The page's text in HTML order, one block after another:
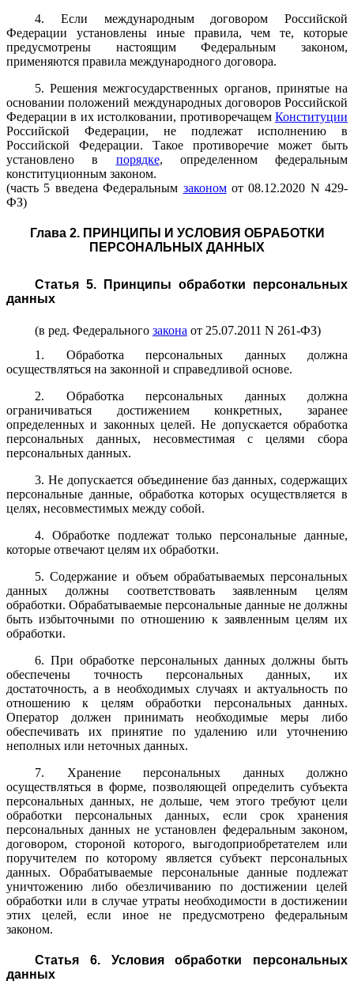
4. Если международным договором Российской
Федерации установлены иные правила, чем те, которые
предусмотрены настоящим Федеральным законом,
применяются правила международного договора.
5. Решения межгосударственных органов, принятые на
основании положений международных договоров Российской
Федерации в их истолковании, противоречащем Конституции
Российской Федерации, не подлежат исполнению в
Российской Федерации. Такое противоречие может быть
установлено в порядке, определенном федеральным
конституционным законом.
(часть 5 введена Федеральным закономот 08.12.2020 N 429-
ФЗ)
Глава 2. ПРИНЦИПЫ И УСЛОВИЯ ОБРАБОТКИ
ПЕРСОНАЛЬНЫХ ДАННЫХ
Статья 5. Принципы обработки персональных
данных
(в ред. Федерального закона от 25.07.2011 N 261-ФЗ)
1. Обработка персональных данных должна
осуществляться на законной и справедливой основе.
2. Обработка персональных данных должна
ограничиваться достижением конкретных, заранее
определенных и законных целей. Не допускается обработка
персональных данных, несовместимая с целями сбора
персональных данных.
3. Не допускается объединение баз данных, содержащих
персональные данные, обработка которых осуществляется в
целях, несовместимых между собой.
4. Обработке подлежат только персональные данные,
которые отвечают целям их обработки.
5. Содержание и объем обрабатываемых персональных
данных должны соответствовать заявленным целям
обработки. Обрабатываемые персональные данные не должны
быть избыточными по отношению к заявленным целям их
обработки.
6. При обработке персональных данных должны быть
обеспечены точность персональных данных, их
достаточность, а в необходимых случаях и актуальность по
отношению к целям обработки персональных данных.
Оператор должен принимать необходимые меры либо
обеспечивать их принятие по удалению или уточнению
неполных или неточных данных.
7. Хранение персональных данных должно
осуществляться в форме, позволяющей определить субъекта
персональных данных, не дольше, чем этого требуют цели
обработки персональных данных, если срок хранения
персональных данных не установлен федеральным законом,
договором, стороной которого, выгодоприобретателем или
поручителем по которому является субъект персональных
данных. Обрабатываемые персональные данные подлежат
уничтожению либо обезличиванию по достижении целей
обработки или в случае утраты необходимости в достижении
этих целей, если иное не предусмотрено федеральным
законом.
Статья 6. Условия обработки персональных
данных